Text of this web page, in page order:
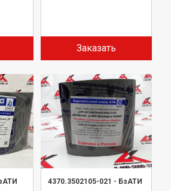
Заказать
4370.3502105-021 - БзАТИ